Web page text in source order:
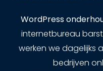
WordPress
internetbureau
werken we dagelijks
bedrijven